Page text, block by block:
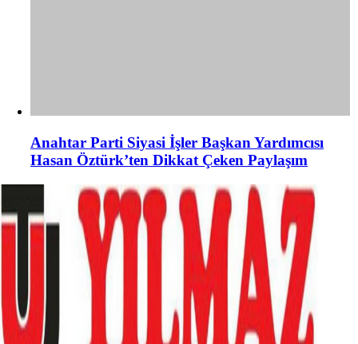
Anahtar Parti Siyasi İşler Başkan Yardımcısı
Hasan Öztürk’ten Dikkat Çeken Paylaşım